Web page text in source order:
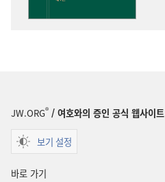
JW.ORG® / 여호와의 증인 공식 웹사이트
보기 설정
바로 가기